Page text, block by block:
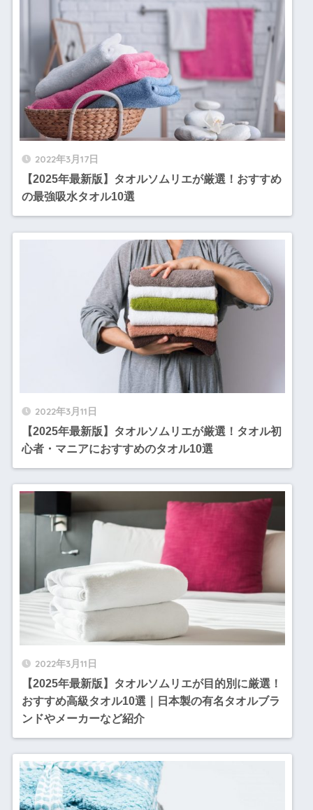
2022年3月17日
【2025年最新版】タオルソムリエが厳選！おすすめ
の最強吸水タオル10選
2022年3月11日
【2025年最新版】タオルソムリエが厳選！タオル初
心者・マニアにおすすめのタオル10選
2022年3月11日
【2025年最新版】タオルソムリエが目的別に厳選！
おすすめ高級タオル10選｜日本製の有名タオルブラ
ンドやメーカーなど紹介